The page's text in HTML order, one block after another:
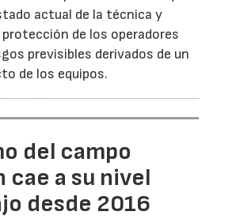
actual de la técnica y
de los operadores
previsibles derivados de un
de los equipos.
del campo
cae a su nivel
desde 2016